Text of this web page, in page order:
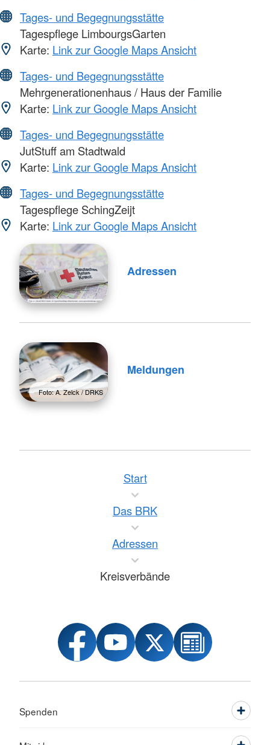
Tages- und Begegnungsstätte
Tagespflege LimbourgsGarten
Karte: Link zur Google Maps Ansicht
Tages- und Begegnungsstätte
Mehrgenerationenhaus / Haus der Familie
Karte: Link zur Google Maps Ansicht
Tages- und Begegnungsstätte
JutStuff am Stadtwald
Karte: Link zur Google Maps Ansicht
Tages- und Begegnungsstätte
Tagespflege SchingZeijt
Karte: Link zur Google Maps Ansicht
Adressen
Foto: A. Zelck / DRKS
Meldungen
Start
Das BRK
Adressen
Kreisverbände
Spenden